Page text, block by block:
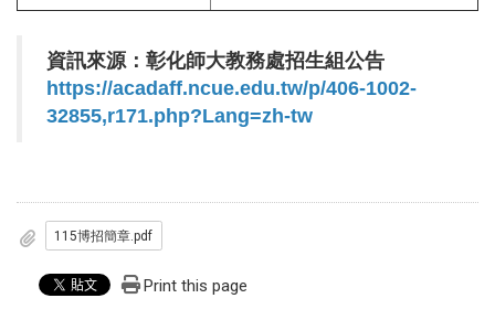
資訊來源：彰化師大教務處招生組公告
https://acadaff.ncue.edu.tw/p/406-1002-
32855,r171.php?Lang=zh-tw
115博招簡章.pdf
Print this page